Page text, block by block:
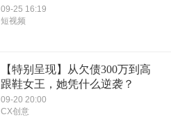
09-25 16:19
短视频
【特别呈现】从欠债300万到高
跟鞋女王，她凭什么逆袭？
09-20 20:00
CX创意